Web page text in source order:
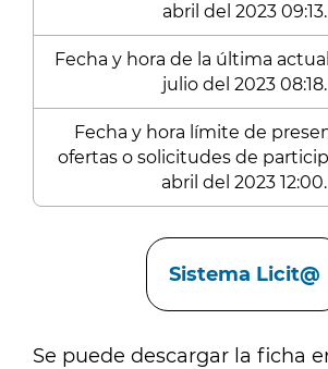
abril del 2023 09:13.
Fecha y hora de la última
julio del 2023 08:18.
Fecha y hora límite de
ofertas o solicitudes de
abril del 2023 12:00.
Sistema Licit@
Se puede descargar la ficha